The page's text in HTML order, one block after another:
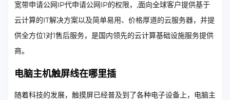
宽带申请公网IP代申请公网IP的权限，,面向全球客户提供基于
云计算的IT解决方案以及简单易用、价格厚道的云服务器，并提
供全方位1对1售后服务，是国内领先的云计算基础设施服务提供
商。
电脑主机触屏线在哪里插
随着科技的发展，触摸屏已经普及到了各种电子设备上，电脑主